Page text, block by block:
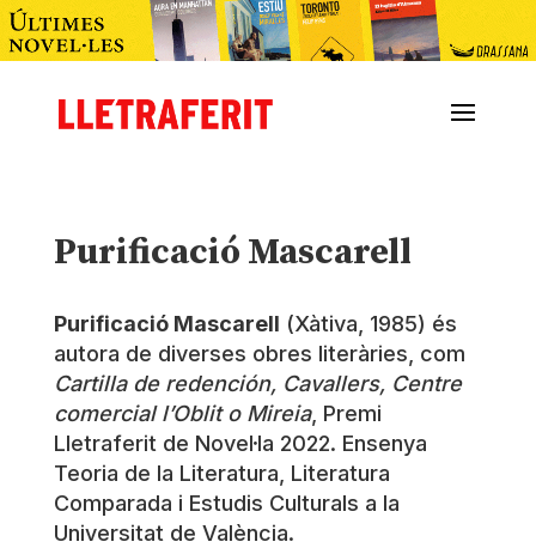
Purificació Mascarell
Purificació Mascarell (Xàtiva, 1985) és
autora de diverses obres literàries, com
Cartilla de redención, Cavallers, Centre
comercial l’Oblit o Mireia, Premi
Lletraferit de Novel·la 2022. Ensenya
Teoria de la Literatura, Literatura
Comparada i Estudis Culturals a la
Universitat de València.